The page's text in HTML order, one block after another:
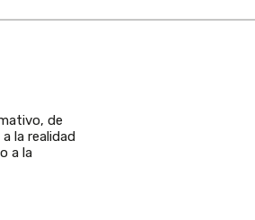
de
la realidad
a la